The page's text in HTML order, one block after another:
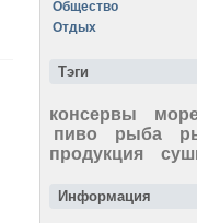
Общество
Отдых
Тэги
консервы
пиво
рыба
продукция
Информация